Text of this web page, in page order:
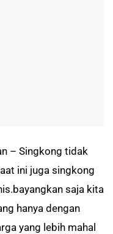
– Singkong tidak
ini juga singkong
saja kita
hanya dengan
yang lebih mahal